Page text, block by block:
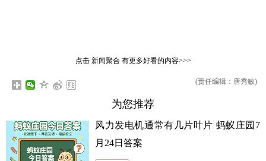
点击 新闻聚合有更多好看的内容>>>
(责任编辑：唐秀敏)
为您推荐
风力发电机通常有几片叶片 蚂蚁庄园7
月24日答案